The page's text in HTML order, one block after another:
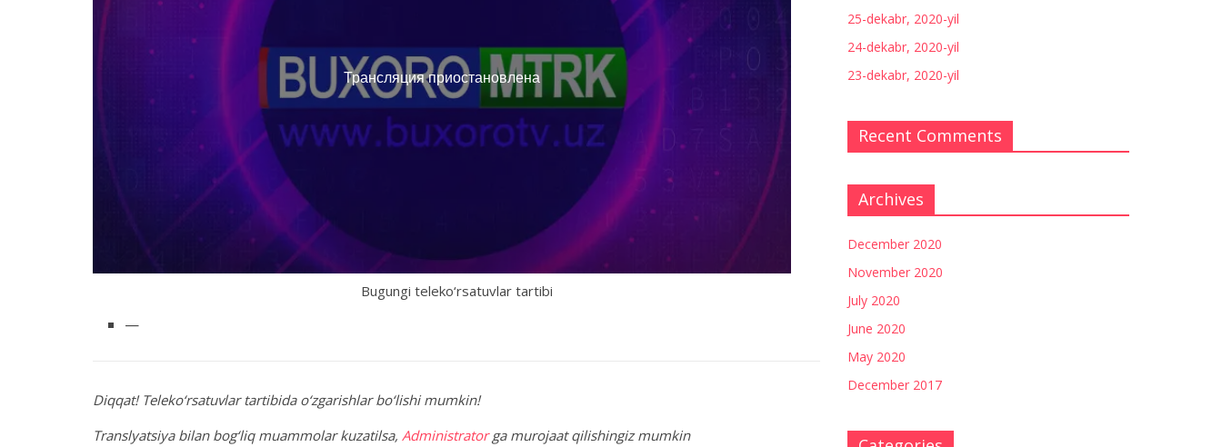
Bugungi teleko‘rsatuvlar tartibi
—
Diqqat! Teleko‘rsatuvlar tartibida o‘zgarishlar bo‘lishi mumkin!
Translyatsiya bilan bog‘liq muammolar kuzatilsa, Administratorga murojaat qilishingiz mumkin
25-dekabr, 2020-yil
24-dekabr, 2020-yil
23-dekabr, 2020-yil
Recent Comments
Archives
December 2020
November 2020
July 2020
June 2020
May 2020
December 2017